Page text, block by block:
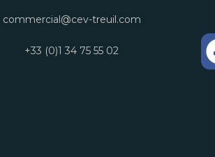
commercial@cev-treuil.com
+33 (0)1 34 75 55 02